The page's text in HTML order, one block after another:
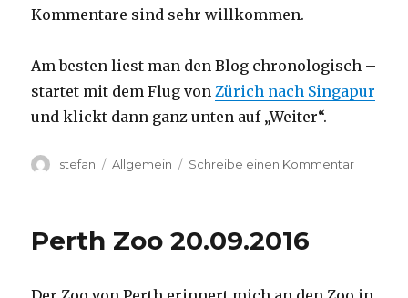
Kommentare sind sehr willkommen.
Am besten liest man den Blog chronologisch –
startet mit dem Flug vonZürich nach Singapur
und klickt dann ganz unten auf „Weiter“.
Autor
stefan Kategorien
Allgemein Schreibe einen Kommentarzu
Perth Zoo 20.09.2016